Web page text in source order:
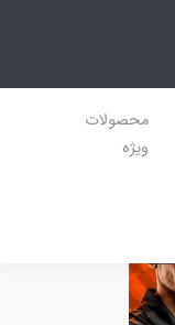
محصولات
ویژه